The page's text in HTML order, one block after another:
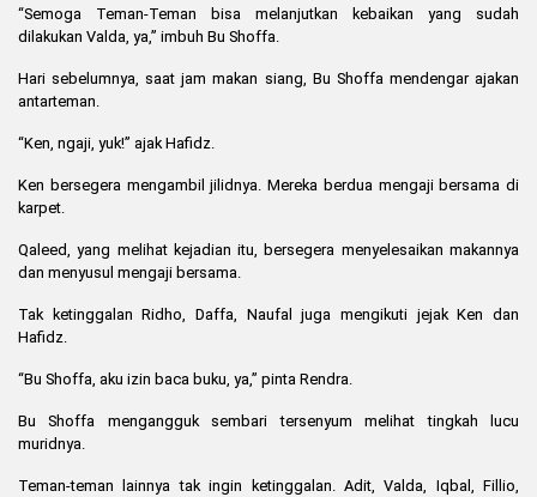
“Semoga Teman-Teman bisa melanjutkan kebaikan yang sudah
dilakukan Valda, ya,” imbuh Bu Shoffa.
Hari sebelumnya, saat jam makan siang, Bu Shoffa mendengar ajakan
antarteman.
“Ken, ngaji, yuk!” ajak Hafidz.
Ken bersegera mengambil jilidnya. Mereka berdua mengaji bersama di
karpet.
Qaleed, yang melihat kejadian itu, bersegera menyelesaikan makannya
dan menyusul mengaji bersama.
Tak ketinggalan Ridho, Daffa, Naufal juga mengikuti jejak Ken dan
Hafidz.
“Bu Shoffa, aku izin baca buku, ya,” pinta Rendra.
Bu Shoffa mengangguk sembari tersenyum melihat tingkah lucu
muridnya.
Teman-teman lainnya tak ingin ketinggalan. Adit, Valda, Iqbal, Fillio,